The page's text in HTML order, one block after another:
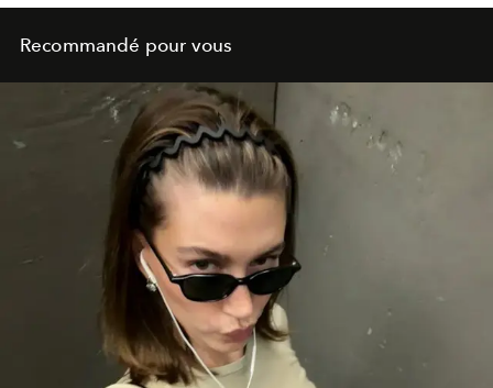
Recommandé pour vous